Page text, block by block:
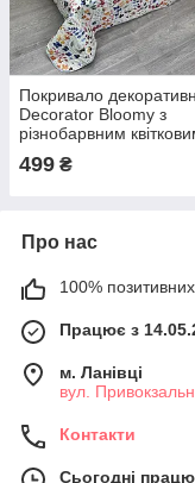
Покривало
Decorator Bloomy з
різнобарвним
499 ₴
Про нас
100% позитивних
Працює з
м. Ланівці
вул.
Контакти
Сьогодні